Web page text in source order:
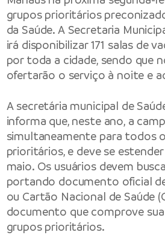
grupos prioritários
da Saúde. A Secretaria
irá disponibilizar 171 salas de
por toda a cidade, sendo que
ofertarão o serviço à noite e
A secretária municipal de
informa que, neste ano, a
simultaneamente para todos
prioritários, e deve se
maio. Os usuários devem
portando documento oficial
ou Cartão Nacional de Saúde
documento que comprove
grupos prioritários.